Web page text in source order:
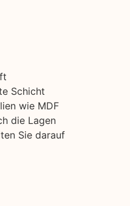
Schicht
wie MDF
die Lagen
Sie darauf